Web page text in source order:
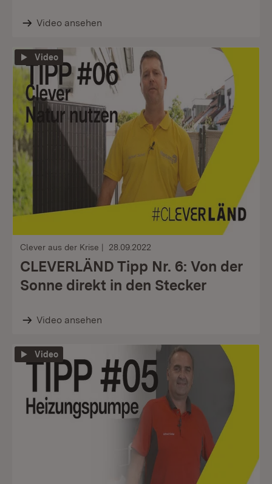
Video ansehen
Video
Clever aus der Krise 28.09.2022
CLEVERLÄND Tipp Nr. 6: Von der
Sonne direkt in den Stecker
Video ansehen
Video